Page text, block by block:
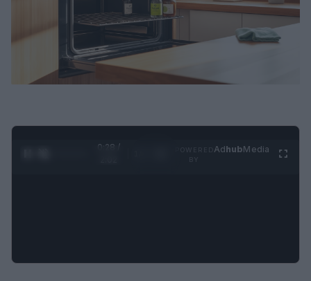
0:29 /
AdhubMedia